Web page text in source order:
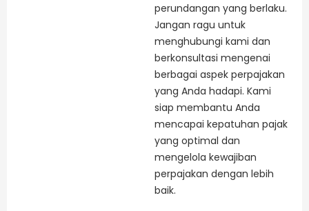
perundangan yang berlaku.
Jangan ragu untuk
menghubungi kami dan
berkonsultasi mengenai
berbagai aspek perpajakan
yang Anda hadapi. Kami
siap membantu Anda
mencapai kepatuhan pajak
yang optimal dan
mengelola kewajiban
perpajakan dengan lebih
baik.